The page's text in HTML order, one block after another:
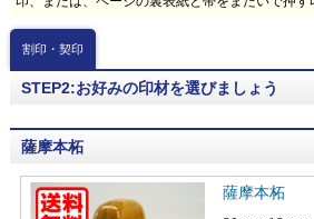
割印・契印
STEP2:お好みの印材を選びましょう
薩摩本柘
薩摩本柘